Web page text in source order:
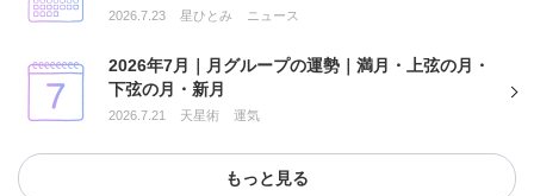
2026.7.23 星ひとみ ニュース
2026年7月｜月グループの運勢｜満月・上弦の月・
下弦の月・新月
2026.7.21 天星術 運気
もっと見る